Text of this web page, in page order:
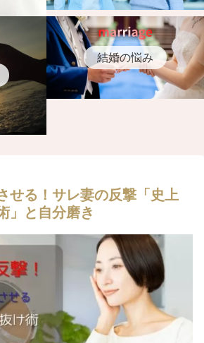
結婚の悩み
せる！サレ妻の反撃「史上
」と自分磨き